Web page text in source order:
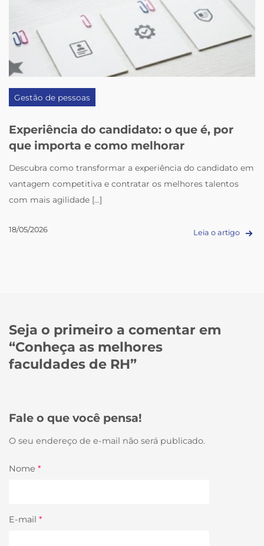
Gestão de pessoas
Experiência do candidato: o que é, por
que importa e como melhorar
Descubra como transformar a experiência do candidato em
vantagem competitiva e contratar os melhores talentos
com mais agilidade [...]
18/05/2026 Leia o artigo
Seja o primeiro a comentar em
“Conheça as melhores
faculdades de RH”
Fale o que você pensa!
O seu endereço de e-mail não será publicado.
Nome *
E-mail *